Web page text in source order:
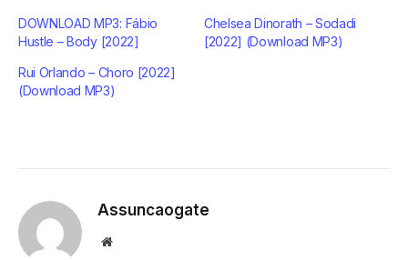
DOWNLOAD MP3: Fábio
Hustle – Body [2022]
Chelsea Dinorath – Sodadi
[2022] (Download MP3)
Rui Orlando – Choro [2022]
(Download MP3)
Assuncaogate
Website